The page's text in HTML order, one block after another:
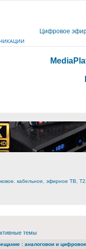
Цифровое
темы
: аналоговои и цифровое